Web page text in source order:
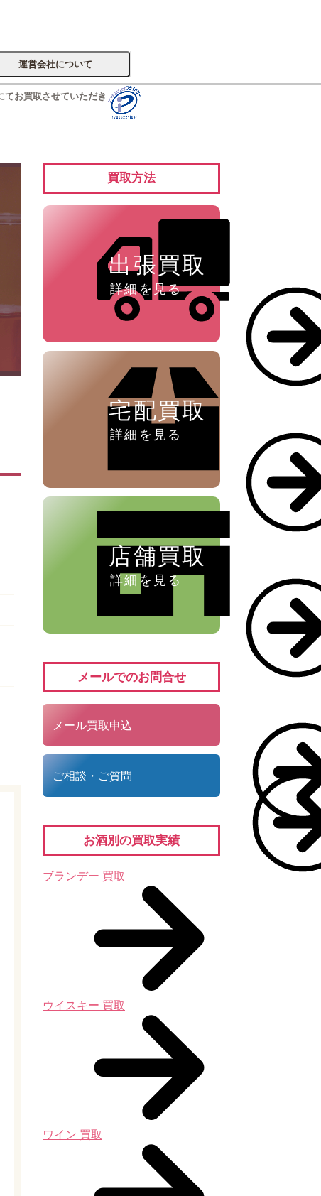
てお買取させていただき
運営会社について
買取方法
出張買取
詳細を見る
宅配買取
詳細を見る
店舗買取
詳細を見る
メールでのお問合せ
メール買取申込
ご相談・ご質問
お酒別の買取実績
ブランデー 買取
ウイスキー 買取
ワイン 買取